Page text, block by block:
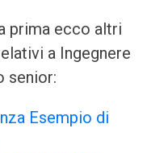
prima ecco altri
a Ingegnere
senior:
Esempio di